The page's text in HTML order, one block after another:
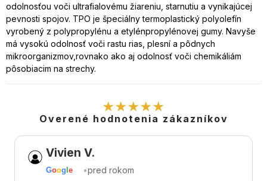
odolnosťou voči ultrafialovému žiareniu, starnutiu a vynikajúcej
pevnosti spojov. TPO je špeciálny termoplastický polyolefín
vyrobený z polypropylénu a etylénpropylénovej gumy. Navyše
má vysokú odolnosť voči rastu rias, plesní a pôdnych
mikroorganizmov,rovnako ako aj odolnosť voči chemikáliám
pôsobiacim na strechy.
★★★★★
Overené hodnotenia zákazníkov
Vivien V.
Goog le •pred rokom